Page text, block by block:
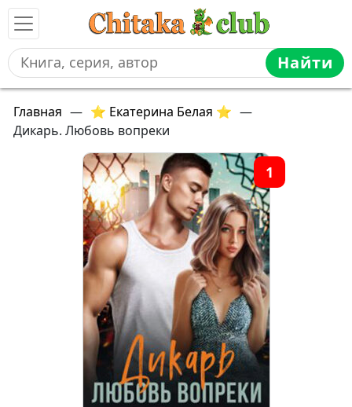
Найти
Главная — ⭐ Екатерина Белая ⭐ —
Дикарь. Любовь вопреки
1